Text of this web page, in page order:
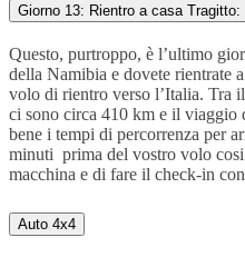
Giorno 13: Rientro a casa
Questo, purtroppo, è l’ultimo
della Namibia e dovete rientrate
volo di rientro verso l’Italia. Tra
ci sono circa 410 km e il viaggio
bene i tempi di percorrenza per
minuti prima del vostro volo
macchina e di fare il check-in
Auto 4x4